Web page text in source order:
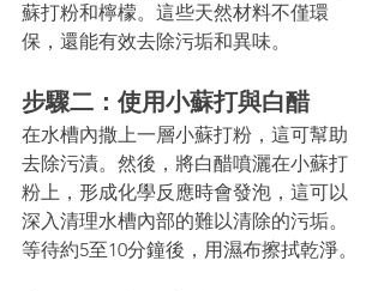
蘇打粉和檸檬。這些天然材料不僅環
保，還能有效去除污垢和異味。
步驟二：使用小蘇打與白醋
在水槽內撒上一層小蘇打粉，這可幫助
去除污漬。然後，將白醋噴灑在小蘇打
粉上，形成化學反應時會發泡，這可以
深入清理水槽內部的難以清除的污垢。
等待約5至10分鐘後，用濕布擦拭乾淨。